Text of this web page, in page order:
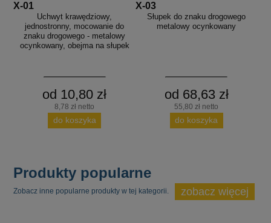
X-01
Uchwyt krawędziowy,
jednostronny, mocowanie do
znaku drogowego - metalowy
ocynkowany, obejma na słupek
od 10,80 zł
8,78 zł netto
do koszyka
X-03
Słupek do znaku drogowego
metalowy ocynkowany
od 68,63 zł
55,80 zł netto
do koszyka
Produkty popularne
Zobacz inne popularne produkty w tej kategorii. zobacz więcej